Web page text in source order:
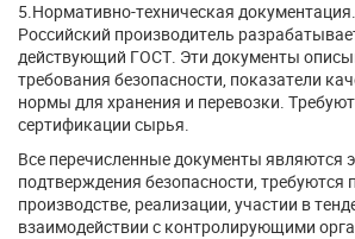
5.Нормативно-техническая документация.
Российский производитель
действующий ГОСТ. Эти документы
требования безопасности, показатели
нормы для хранения и перевозки.
сертификации сырья.
Все перечисленные документы являются
подтверждения безопасности, требуются
производстве, реализации, участии в
взаимодействии с контролирующими